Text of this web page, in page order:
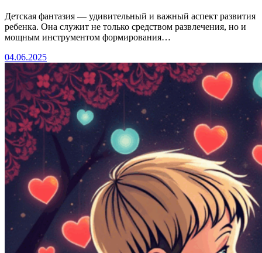
Детская фантазия — удивительный и важный аспект развития
ребенка. Она служит не только средством развлечения, но и
мощным инструментом формирования…
04.06.2025